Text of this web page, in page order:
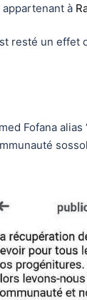
à
resté un
Fofana alias